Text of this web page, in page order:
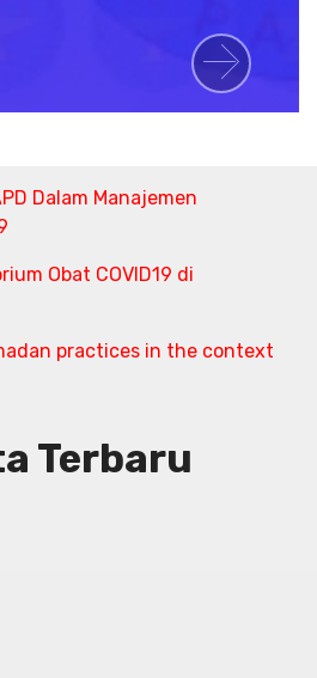
Next
Dalam Manajemen
Obat COVID19 di
practices in the context
Terbaru